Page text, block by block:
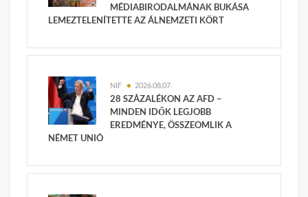
MÉDIABIRODALMÁNAK BUKÁSA
LEMEZTELENÍTETTE AZ ÁLNEMZETI KÖRT
NIF 2026.08.07.
28 SZÁZALÉKON AZ AFD –
MINDEN IDŐK LEGJOBB
EREDMÉNYE, ÖSSZEOMLIK A
NÉMET UNIÓ